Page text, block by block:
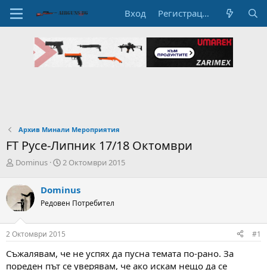
Вход Регистрация
Архив Минали Мероприятия
FT Русе-Липник 17/18 Октомври
А
т
р
н
а
т
м
Dominus
Н
а
л
а
Д
т
2 Октомври 2015
Dominus
Редовен Потребител
2 Октомври 2015 #1
Съжалявам, че не успях да пусна темата по-рано. За
пореден път се уверявам, че ако искам нещо да се